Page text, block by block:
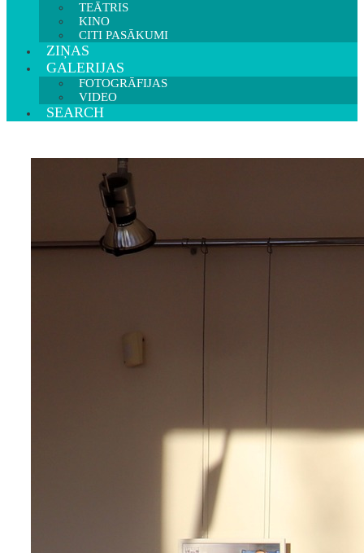
TEĀTRIS
KINO
CITI PASĀKUMI
ZIŅAS
GALERIJAS
FOTOGRĀFIJAS
VIDEO
SEARCH